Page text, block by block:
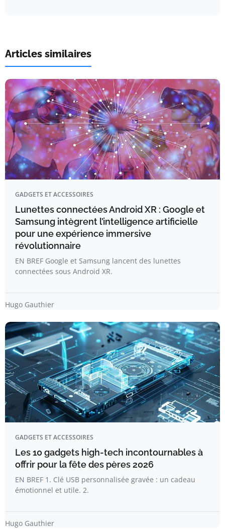
Articles similaires
GADGETS ET ACCESSOIRES
Lunettes connectées Android XR : Google et
Samsung intègrent l’intelligence artificielle
pour une expérience immersive
révolutionnaire
EN BREF Google et Samsung lancent des lunettes
connectées sous Android XR.
Hugo Gauthier
GADGETS ET ACCESSOIRES
Les 10 gadgets high-tech incontournables à
offrir pour la fête des pères 2026
EN BREF 1. Clé USB personnalisée gravée : un cadeau
émotionnel et utile. 2.
Hugo Gauthier